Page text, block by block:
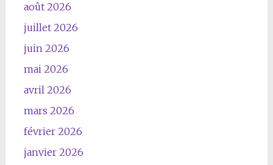
août 2026
juillet 2026
juin 2026
mai 2026
avril 2026
mars 2026
février 2026
janvier 2026